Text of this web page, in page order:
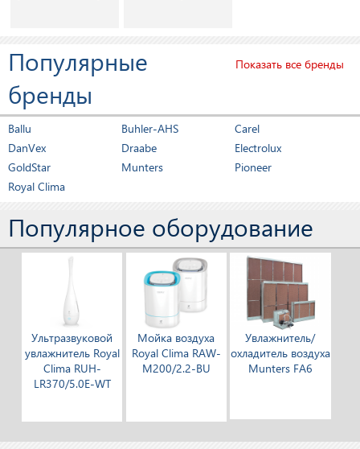
Показать все бренды
Популярные
бренды
Ballu Buhler-AHS
Carel
DanVex
Draabe
Electrolux
GoldStar
Munters
Pioneer
Royal Clima
Популярное оборудование
Ультразвуковой
увлажнитель Royal
Clima RUH-
LR370/5.0E-WT
Мойка воздуха
Royal Clima RAW-
M200/2.2-BU
Увлажнитель/
охладитель воздуха
Munters FA6